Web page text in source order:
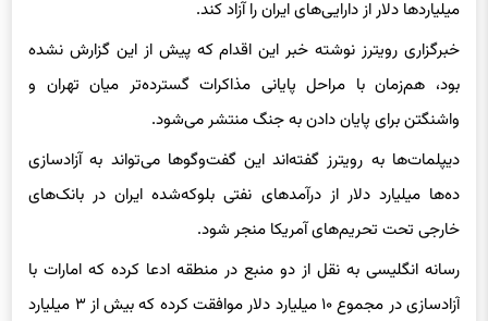
خبرگزاری رویترز نوشته خبر این اقدام که پیش از این گزارش نشده
بود، هم‌زمان با مراحل پایانی مذاکرات گسترده‌تر میان تهران و
واشنگتن برای پایان دادن به جنگ منتشر می‌شود.
دیپلمات‌ها به رویترز گفته‌اند این گفت‌وگوها می‌تواند به آزادسازی
ده‌ها میلیارد دلار از درآمدهای نفتی بلوکه‌شده ایران در بانک‌های
خارجی تحت تحریم‌های آمریکا منجر شود.
رسانه انگلیسی به نقل از دو منبع در منطقه ادعا کرده که امارات با
آزادسازی در مجموع ۱۰ میلیارد دلار موافقت کرده که بیش از ۳ میلیارد
دلار آن تاکنون تحویل داده شده است.